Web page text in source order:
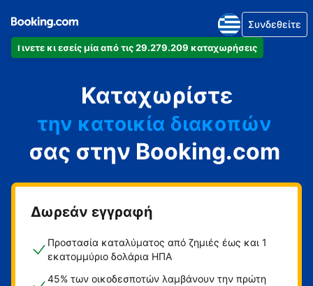
Γίνετε κι εσείς μία από τις 29.279.209 καταχωρήσεις
Συνδεθείτε
Καταχωρίστε
το ξενοδοχείο
την κατοικία διακοπών
τον ξενώνα
τη βίλα
σας στην Booking.com
Δωρεάν εγγραφή
Προστασία καταλύματος από ζημιές έως και 1
εκατομμύριο δολάρια ΗΠΑ
45% των οικοδεσποτών λαμβάνουν την πρώτη